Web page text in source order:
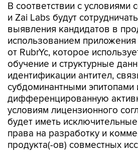
В соответствии с условиями
и Zai Labs будут
выявления кандидатов в
использованием
от RubrYc, которое
обучение и структурные
идентификации антител,
субдоминантными
дифференцированную
условиям лицензионного
будет иметь
права на разработку и
продукта(-ов) совместных